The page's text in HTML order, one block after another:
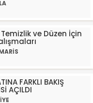
ve Düzen İçin
FARKLI BAKIŞ
AÇILDI